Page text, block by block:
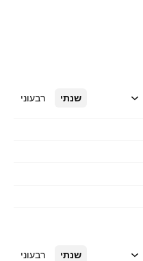
שנתי רבעוני
שנתי רבעוני